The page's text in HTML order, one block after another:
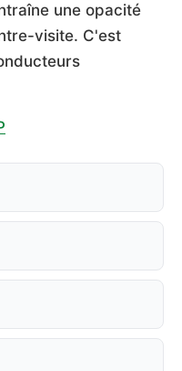
une opacité
visite. C'est